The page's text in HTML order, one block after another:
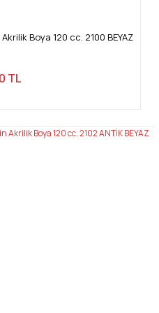
Boya 120 cc. 2100 BEYAZ
TL